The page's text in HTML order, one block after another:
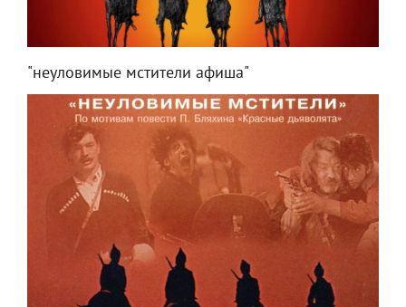
"неуловимые мстители афиша"